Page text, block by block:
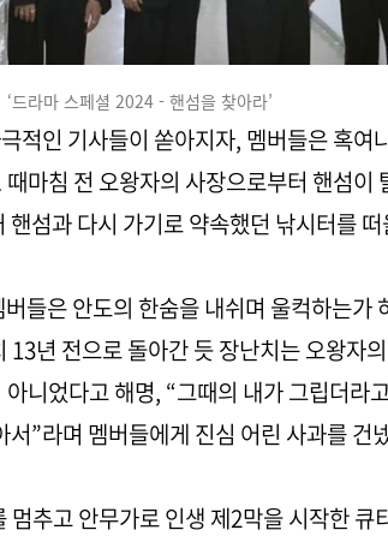
‘드라마 스페셜 2024 - 핸섬을 찾아라’
적인 기사들이 쏟아지자, 멤버들은 혹여
마침 전 오왕자의 사장으로부터 핸섬이
섬과 다시 가기로 약속했던 낚시터를
들은 안도의 한숨을 내쉬며 울컥하는가
13년 전으로 돌아간 듯 장난치는 오왕자
니었다고 해명, “그때의 내가 그립더라
”라며 멤버들에게 진심 어린 사과를 건
추고 안무가로 인생 제2막을 시작한 큐